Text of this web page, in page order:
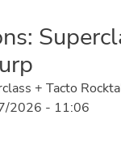
+ Tacto
2026 - 11:06